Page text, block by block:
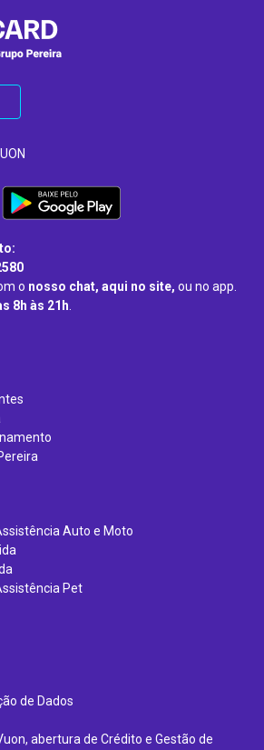
o nosso chat, aqui no site, ou no app.
8h às 21h.
Auto e Moto
Pet
de Dados
abertura de Crédito e Gestão de